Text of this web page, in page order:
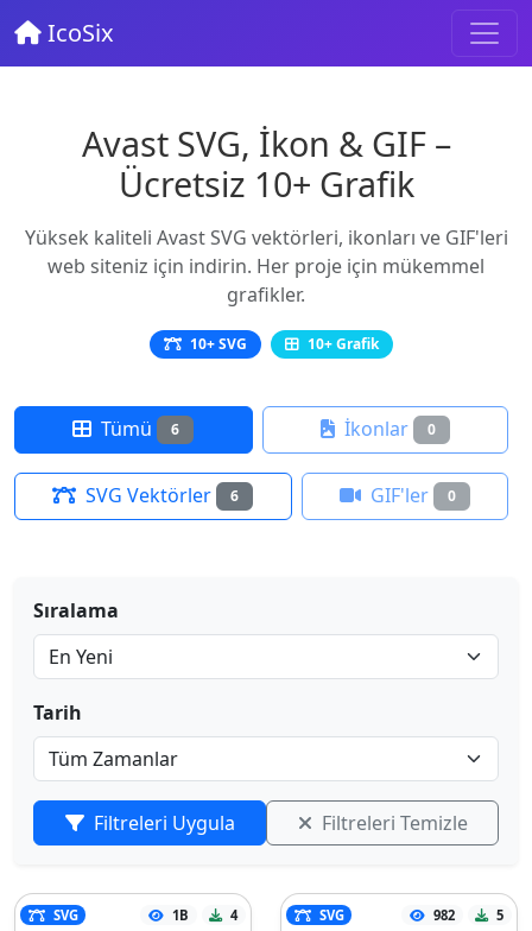
IcoSix
Avast SVG, İkon & GIF –
Ücretsiz 10+ Grafik
Yüksek kaliteli Avast SVG vektörleri, ikonları ve GIF'leri
web siteniz için indirin. Her proje için mükemmel
grafikler.
10+ SVG 10+ Grafik
Tümü 6 İkonlar 0
SVG Vektörler 6 GIF'ler 0
Sıralama
Tarih
Filtreleri Uygula Filtreleri Temizle
SVG 1B 4 SVG 982 5